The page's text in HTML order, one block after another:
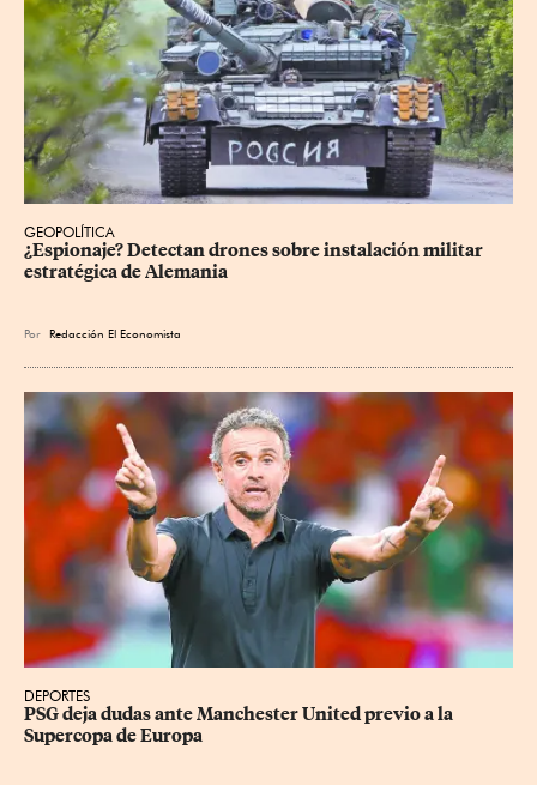
GEOPOLÍTICA
¿Espionaje? Detectan drones sobre instalación militar
estratégica de Alemania
Por Redacción El Economista
DEPORTES
PSG deja dudas ante Manchester United previo a la
Supercopa de Europa